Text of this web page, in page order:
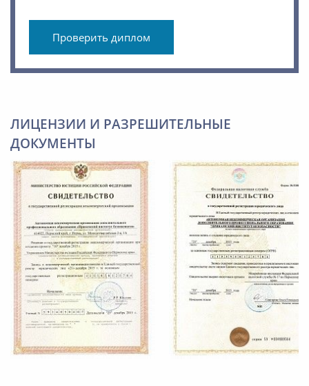
Проверить диплом
ЛИЦЕНЗИИ И РАЗРЕШИТЕЛЬНЫЕ
ДОКУМЕНТЫ